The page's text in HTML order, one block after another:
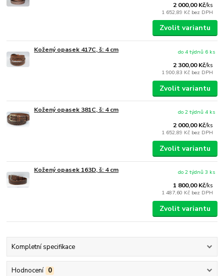
2 000,00 Kč/ks
1 652,89 Kč bez DPH
Zvolit variantu
Kožený opasek 417C, š: 4 cm
2 300,00 Kč/ks
1 900,83 Kč bez DPH
do 4 týdnů 6 ks
Zvolit variantu
Kožený opasek 381C, š: 4 cm
2 000,00 Kč/ks
1 652,89 Kč bez DPH
do 2 týdnů 4 ks
Zvolit variantu
Kožený opasek 163D, š: 4 cm
1 800,00 Kč/ks
1 487,60 Kč bez DPH
do 2 týdnů 3 ks
Zvolit variantu
Kompletní specifikace
Hodnocení 0